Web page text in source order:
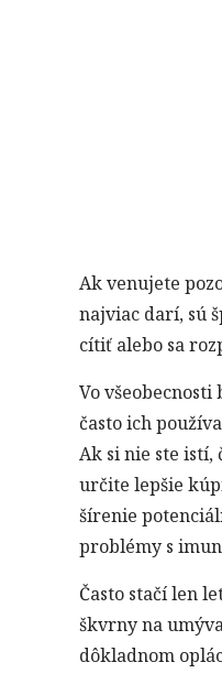
Ak venujete
najviac darí, sú
cítiť alebo sa
Vo
často ich
Ak si nie ste istí,
určite lepšie
šírenie
problémy s
Často stačí len
škvrny na
dôkladnom